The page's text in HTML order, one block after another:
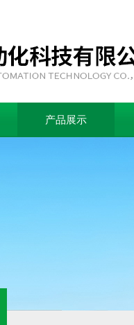
产品展示